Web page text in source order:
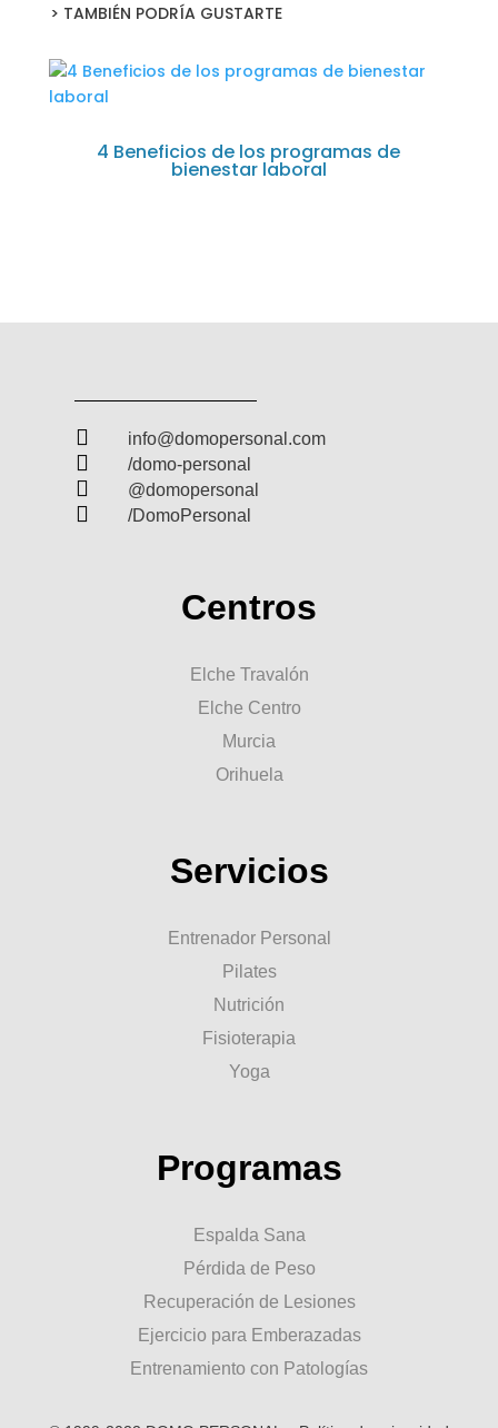
> TAMBIÉN PODRÍA GUSTARTE
4 Beneficios de los programas de
bienestar laboral
 info@domopersonal.com
 /domo-personal
 @domopersonal
 /DomoPersonal
Centros
Elche Travalón
Elche Centro
Murcia
Orihuela
Servicios
Entrenador Personal
Pilates
Nutrición
Fisioterapia
Yoga
Programas
Espalda Sana
Pérdida de Peso
Recuperación de Lesiones
Ejercicio para Emberazadas
Entrenamiento con Patologías